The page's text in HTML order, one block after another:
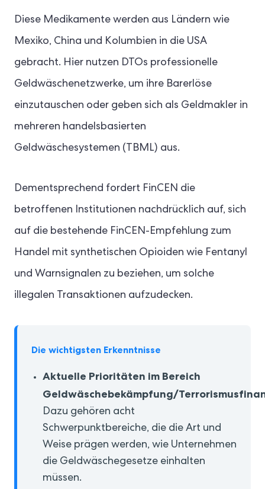
Diese Medikamente werden aus Ländern wie
Mexiko, China und Kolumbien in die USA
gebracht. Hier nutzen DTOs professionelle
Geldwäschenetzwerke, um ihre Barerlöse
einzutauschen oder geben sich als Geldmakler in
mehreren handelsbasierten
Geldwäschesystemen (TBML) aus.
Dementsprechend fordert FinCEN die
betroffenen Institutionen nachdrücklich auf, sich
auf die bestehende FinCEN-Empfehlung zum
Handel mit synthetischen Opioiden wie Fentanyl
und Warnsignalen zu beziehen, um solche
illegalen Transaktionen aufzudecken.
Die wichtigsten Erkenntnisse
Aktuelle Prioritäten im Bereich
Geldwäschebekämpfung/
Dazu gehören acht
Schwerpunktbereiche, die die Art und
Weise prägen werden, wie Unternehmen
die Geldwäschegesetze einhalten
müssen.